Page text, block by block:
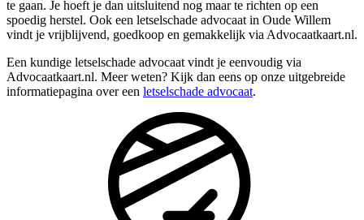
te gaan. Je hoeft je dan uitsluitend nog maar te richten op een
spoedig herstel. Ook een letselschade advocaat in Oude Willem
vindt je vrijblijvend, goedkoop en gemakkelijk via Advocaatkaart.nl.
Een kundige letselschade advocaat vindt je eenvoudig via
Advocaatkaart.nl. Meer weten? Kijk dan eens op onze uitgebreide
informatiepagina over een letselschade advocaat.